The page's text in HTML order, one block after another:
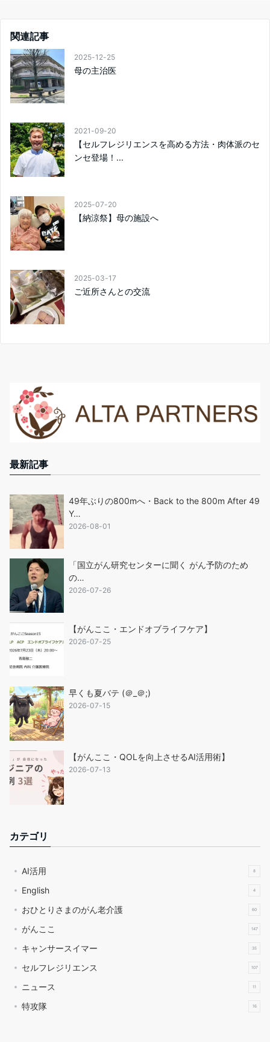
関連記事
2025-12-25
母の主治医
2021-09-20
【セルフレジリエンスを高める方法・肉体派のセ
ンセ登場！...
2025-07-20
【納涼祭】母の施設へ
2025-03-17
ご近所さんとの交流
最新記事
49年ぶりの800mへ・Back to the 800m After 49
Y…
2026-08-01
「国立がん研究センターに聞く がん予防のため
の…
2026-07-26
【がんここ・エンドオブライフケア】
2026-07-25
早くも夏バテ (＠_＠;)
2026-07-15
【がんここ・QOLを向上させるAI活用術】
2026-07-13
カテゴリ
AI活用 8
English 4
おひとりさまのがん老介護 60
がんここ 147
キャンサースイマー 35
セルフレジリエンス 107
ニュース 11
特攻隊 16